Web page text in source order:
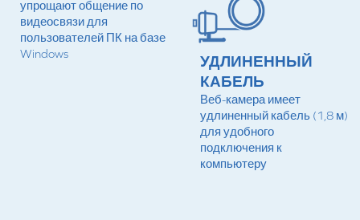
упрощают общение по
видеосвязи для
пользователей ПК на базе
Windows
УДЛИНЕННЫЙ
КАБЕЛЬ
Веб-камера имеет
удлиненный кабель (1,8 м)
для удобного
подключения к
компьютеру